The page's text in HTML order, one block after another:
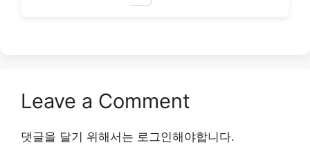
Leave a Comment
댓글을 달기 위해서는 로그인해야합니다.